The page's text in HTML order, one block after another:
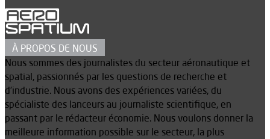
À PROPOS DE NOUS
Nous sommes des journalistes du secteur aéronautique et
spatial, passionnés par les questions de recherche et
d’industrie. Nous avons des expériences variées, du
spécialiste des lanceurs au journaliste scientifique, en
passant par le rédacteur économie. Nous voulons donner la
meilleure information possible sur le secteur, la plus